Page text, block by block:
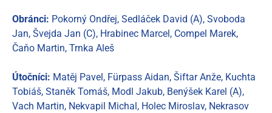
Obránci: Pokorný Ondřej, Sedláček David (A), Svoboda
Jan, Švejda Jan (C), Hrabinec Marcel, Compel Marek,
Čaňo Martin, Trnka Aleš
Útočníci: Matěj Pavel, Fürpass Aidan, Šiftar Anže, Kuchta
Tobiáš, Staněk Tomáš, Modl Jakub, Benýšek Karel (A),
Vach Martin, Nekvapil Michal, Holec Miroslav, Nekrasov